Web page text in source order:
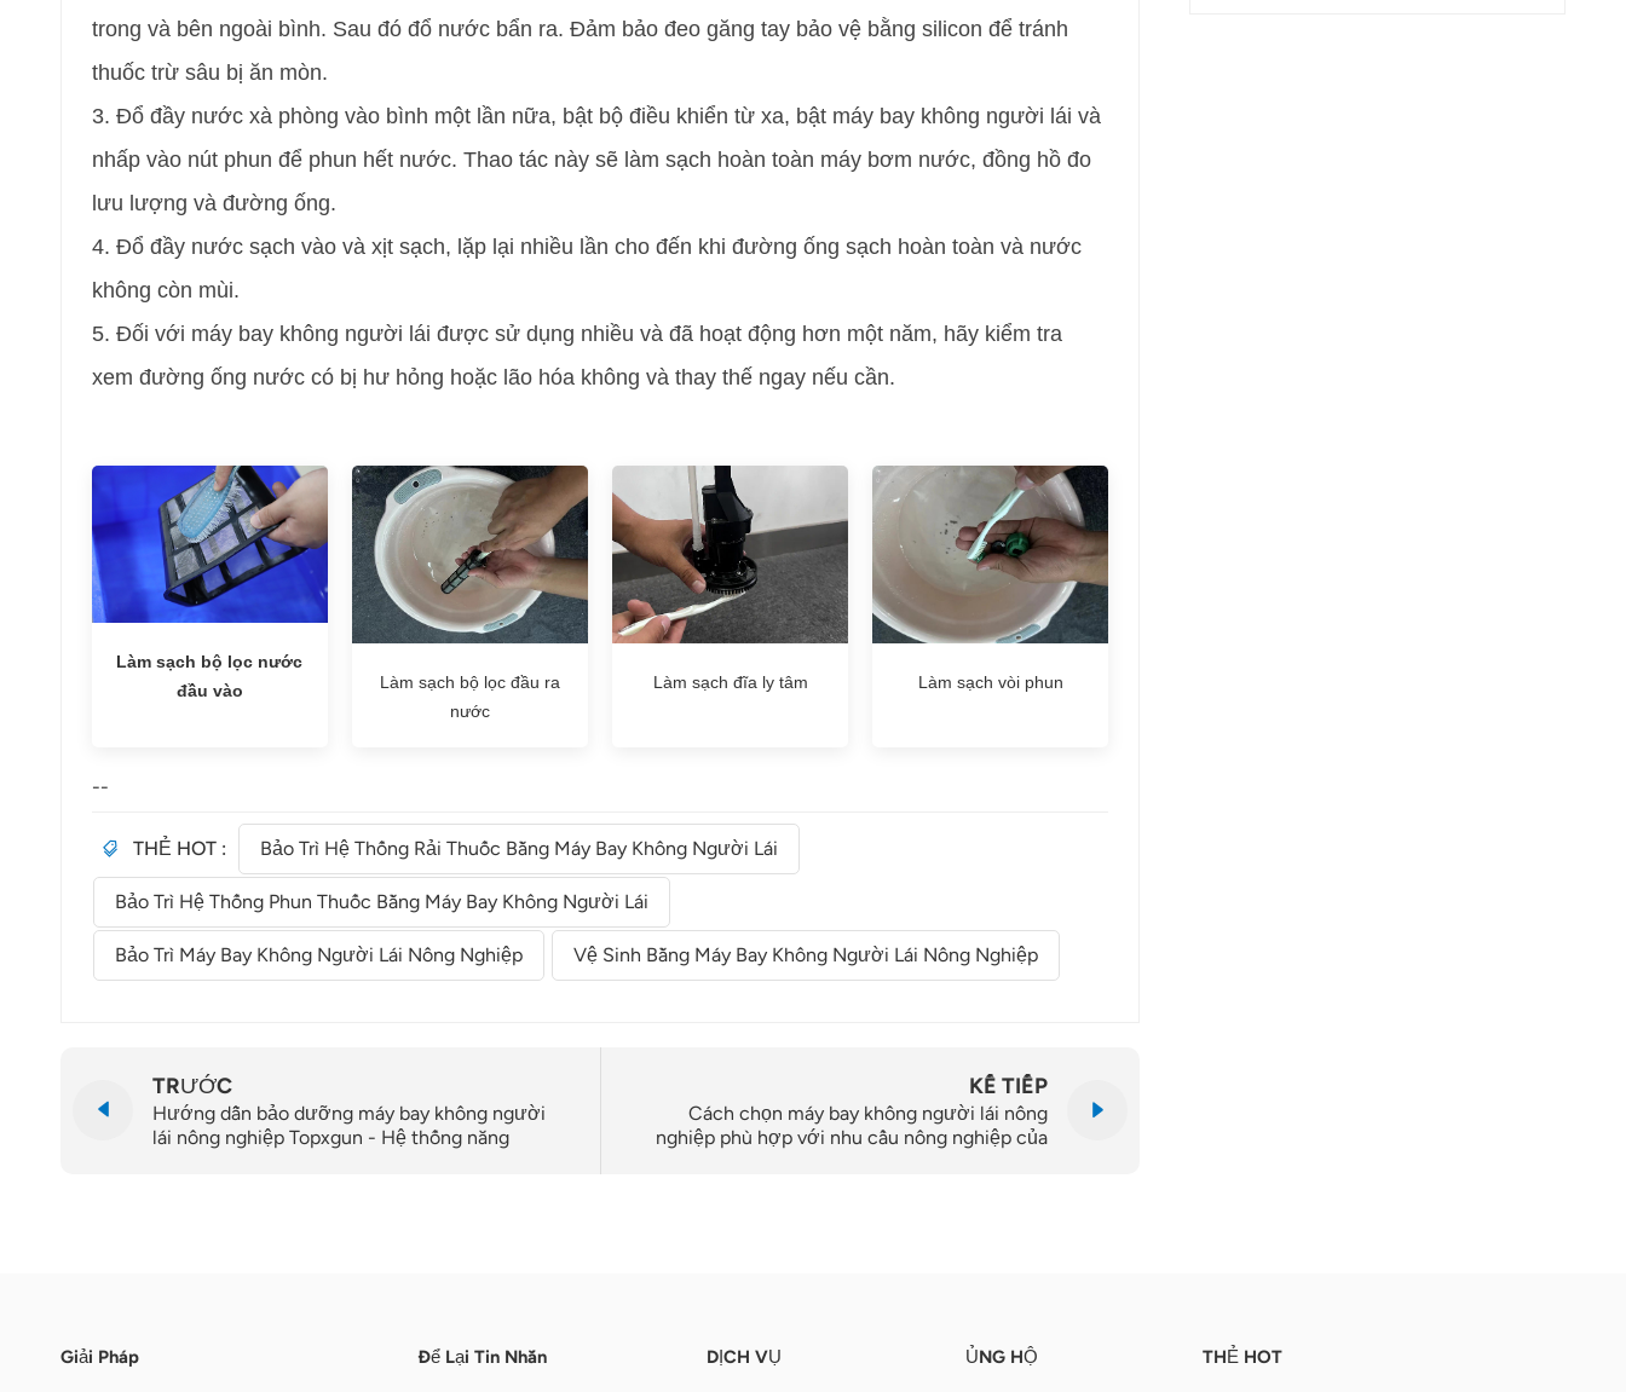
trong và bên ngoài bình. Sau đó đổ nước bẩn ra. Đảm bảo đeo găng tay bảo vệ bằng silicon để tránh
thuốc trừ sâu bị ăn mòn.
3. Đổ đầy nước xà phòng vào bình một lần nữa, bật bộ điều khiển từ xa, bật máy bay không người lái và
nhấp vào nút phun để phun hết nước. Thao tác này sẽ làm sạch hoàn toàn máy bơm nước, đồng hồ đo
lưu lượng và đường ống.
4. Đổ đầy nước sạch vào và xịt sạch, lặp lại nhiều lần cho đến khi đường ống sạch hoàn toàn và nước
không còn mùi.
5. Đối với máy bay không người lái được sử dụng nhiều và đã hoạt động hơn một năm, hãy kiểm tra
xem đường ống nước có bị hư hỏng hoặc lão hóa không và thay thế ngay nếu cần.
Làm sạch bộ lọc nước
đầu vào
Làm sạch bộ lọc đầu ra
nước
Làm sạch đĩa ly tâm Làm sạch vòi phun
--
THẺ HOT : Bảo Trì Hệ Thống Rải Thuốc Bằng Máy Bay Không Người Lái
Bảo Trì Hệ Thống Phun Thuốc Bằng Máy Bay Không Người Lái
Bảo Trì Máy Bay Không Người Lái Nông Nghiệp Vệ Sinh Bằng Máy Bay Không Người Lái Nông Nghiệp
TRƯỚC
Hướng dẫn bảo dưỡng máy bay không người
lái nông nghiệp Topxgun - Hệ thống năng
KẾ TIẾP
Cách chọn máy bay không người lái nông
nghiệp phù hợp với nhu cầu nông nghiệp của
Giải Pháp Để Lại Tin Nhắn DỊCH VỤ ỦNG HỘ THẺ HOT